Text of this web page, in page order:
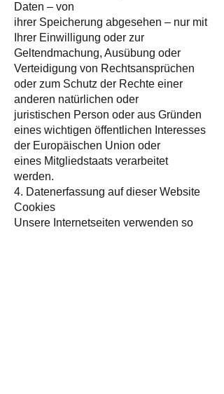
Daten – von
ihrer Speicherung abgesehen – nur mit
Ihrer Einwilligung oder zur
Geltendmachung, Ausübung oder
Verteidigung von Rechtsansprüchen
oder zum Schutz der Rechte einer
anderen natürlichen oder
juristischen Person oder aus Gründen
eines wichtigen öffentlichen Interesses
der Europäischen Union oder
eines Mitgliedstaats verarbeitet
werden.
4. Datenerfassung auf dieser Website
Cookies
Unsere Internetseiten verwenden so